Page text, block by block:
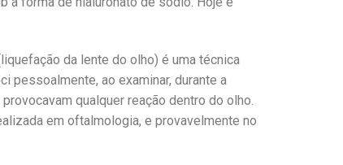
da lente do olho) é uma técnica
pessoalmente, ao examinar, durante a
qualquer reação dentro do olho.
em oftalmologia, e provavelmente no